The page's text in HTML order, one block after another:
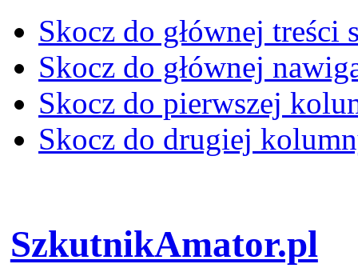
Skocz do głównej treści
Skocz do głównej
Skocz do pierwszej
Skocz do drugiej
SzkutnikAmator.pl